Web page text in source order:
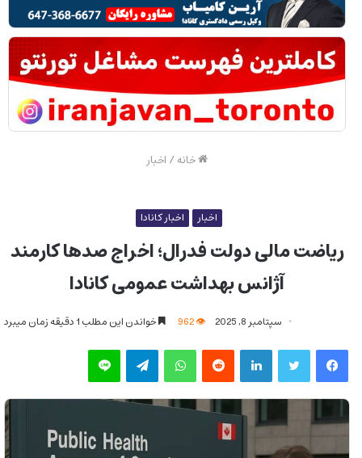
خانه/ اخبار
اخبار اخبار کانادا
ریاضت مالی دولت فدرال؛ اخراج صدها کارمند
آژانس بهداشت عمومی کانادا
سپتامبر 8, 2025 خواندن این مطلب 1 دقیقه زمان میبرد
فیس بوک توییتر لینکدین‫رددیت واتس آپ تلگرام لاین